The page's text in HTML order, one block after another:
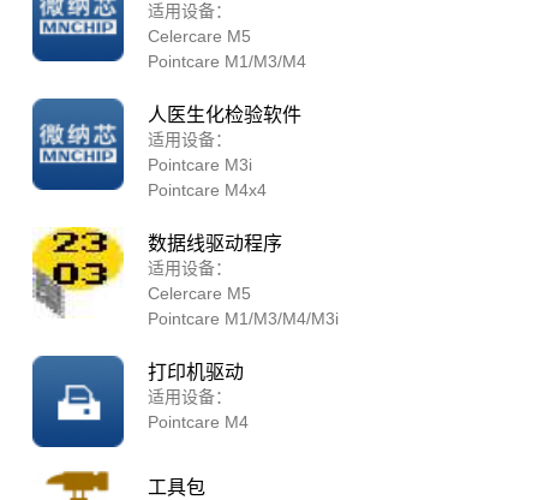
适用设备：
Celercare M5
Pointcare M1/M3/M4
人医生化检验软件
适用设备：
Pointcare M3i
Pointcare M4x4
数据线驱动程序
适用设备：
Celercare M5
Pointcare M1/M3/M4/M3i
打印机驱动
适用设备：
Pointcare M4
工具包